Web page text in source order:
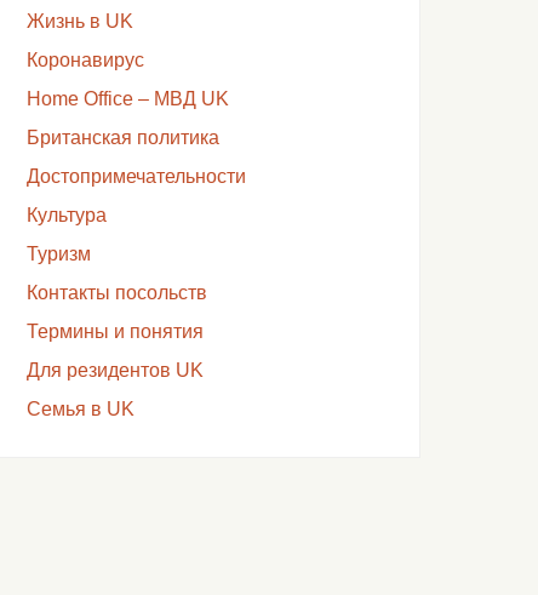
Жизнь в UK
Коронавирус
Home Office – МВД UK
Британская политика
Достопримечательности
Культура
Туризм
Контакты посольств
Термины и понятия
Для резидентов UK
Семья в UK